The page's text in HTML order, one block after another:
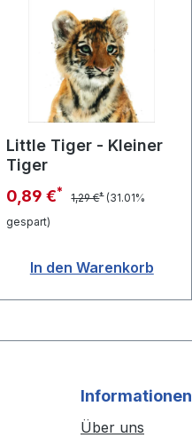
Little Tiger - Kleiner
Tiger
0,89 €* 1,29 €* (31.01%
gespart)
In den Warenkorb
Informationen
Über uns